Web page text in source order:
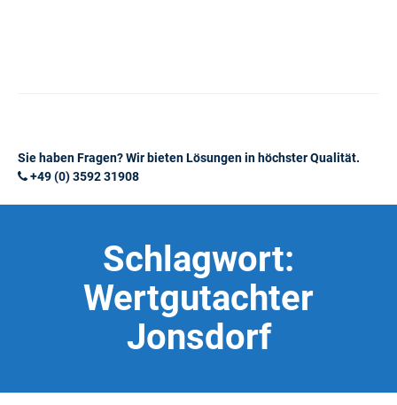
Sie haben Fragen? Wir bieten Lösungen in höchster Qualität.
+49 (0) 3592 31908
Schlagwort:
Wertgutachter
Jonsdorf